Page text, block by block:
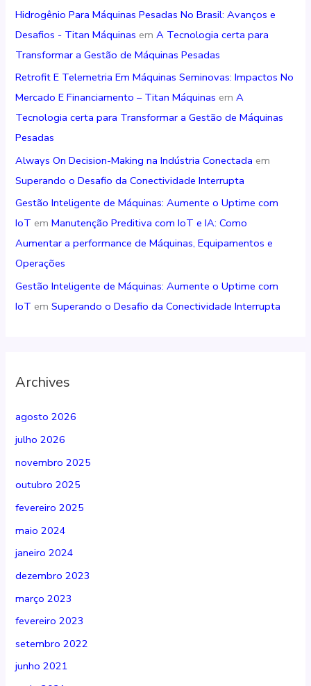
Hidrogênio Para Máquinas Pesadas No Brasil: Avanços e
Desafios - Titan Máquinas emA Tecnologia certa para
Transformar a Gestão de Máquinas Pesadas
Retrofit E Telemetria Em Máquinas Seminovas: Impactos No
Mercado E Financiamento – Titan Máquinas emA
Tecnologia certa para Transformar a Gestão de Máquinas
Pesadas
Always On Decision-Making na Indústria Conectada em
Superando o Desafio da Conectividade Interrupta
Gestão Inteligente de Máquinas: Aumente o Uptime com
IoT emManutenção Preditiva com IoT e IA: Como
Aumentar a performance de Máquinas, Equipamentos e
Operações
Gestão Inteligente de Máquinas: Aumente o Uptime com
IoT emSuperando o Desafio da Conectividade Interrupta
Archives
agosto 2026
julho 2026
novembro 2025
outubro 2025
fevereiro 2025
maio 2024
janeiro 2024
dezembro 2023
março 2023
fevereiro 2023
setembro 2022
junho 2021